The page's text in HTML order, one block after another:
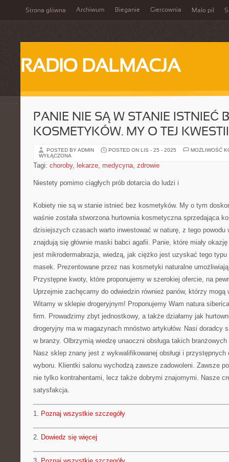
Strona główna Archiwum Bieganie Giercownia Mało pił
RADIO DALMACJA
PANIE NIE SĄ W STANIE ISTNIEĆ
KOSMETYKÓW. MY O TEJ KWESTII
POSTED BY ADMIN POSTED ON LIS - 25 - 2025
MOŻLIWOŚĆ
WYŁĄCZONA
Tagi: choroby, lekarze, medycyna, zdrowie
Niestety pomimo ciągłych prób dotarcia do ludzi i
Kobiety nie są w stanie istnieć bez kosmetyków. My o tym
waśnie została stworzona hurtownia kosmetyczna sprzedająca
dzisiejszych czasach warto inwestować w naturę, z tego powodu
znajdują się głównie maski babci agafii. Panie, które miały
jest mikrodermabrazja, wiedzą, jak ciężko jest uzyskać tego
masek. Prezentowane przez nas kosmetyki naturalne
Przystępne kwoty, które proponujemy w szerokiej ofercie, na
Uprzejmie zachęcamy do odwiedzin również panów, którzy
Witamy w sklepie drogeryjnym! Proponujemy Wam natura
firm. Prowadzimy zbyt jednostkowy, a także działamy jak
drogeryjny ma w magazynach mnóstwo artykułów. Nasi doradcy
w branży. Olbrzymią wiedzę unaoczni obsługa takich
Nasz sklep znany jest z wykwalifikowanej obsługi i
wyboru. Klientki salonu wychodzą zawsze zadowoleni. Zawsze
nie tylko kontrahentami, lecz także dobrymi znajomymi. Nasze
satysfakcja.
1. Poznaj wszystkie szczegóły
2. Dowiedz się więcej